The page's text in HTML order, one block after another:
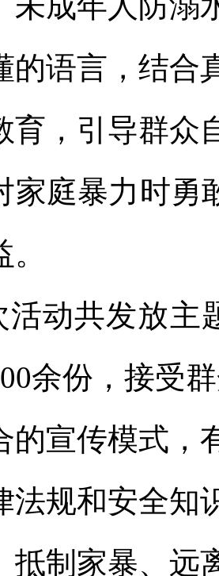
的语言，结合
育，引导群众
家庭暴力时勇
活动共发放主
余份，接受
的宣传模式，
法规和安全知
抵制家暴、远